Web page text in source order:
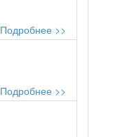
Подробнее >>
Подробнее >>